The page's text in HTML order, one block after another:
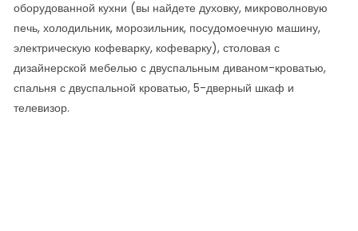
оборудованной кухни (вы найдете духовку, микроволновую
печь, холодильник, морозильник, посудомоечную машину,
электрическую кофеварку, кофеварку), столовая с
дизайнерской мебелью с двуспальным диваном-кроватью,
спальня с двуспальной кроватью, 5-дверный шкаф и
телевизор.